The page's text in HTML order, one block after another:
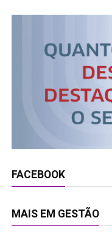
FACEBOOK
MAIS EM GESTÃO